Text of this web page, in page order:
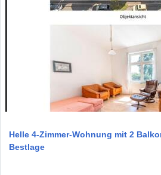
Helle 4-Zimmer-Wohnung mit 2
Bestlage